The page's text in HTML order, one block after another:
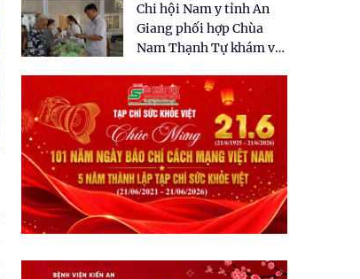
dân tại xã Tân Tập
Chi hội Nam y tỉnh An
Giang phối hợp Chùa
Nam Thạnh Tự khám và
nhân dân